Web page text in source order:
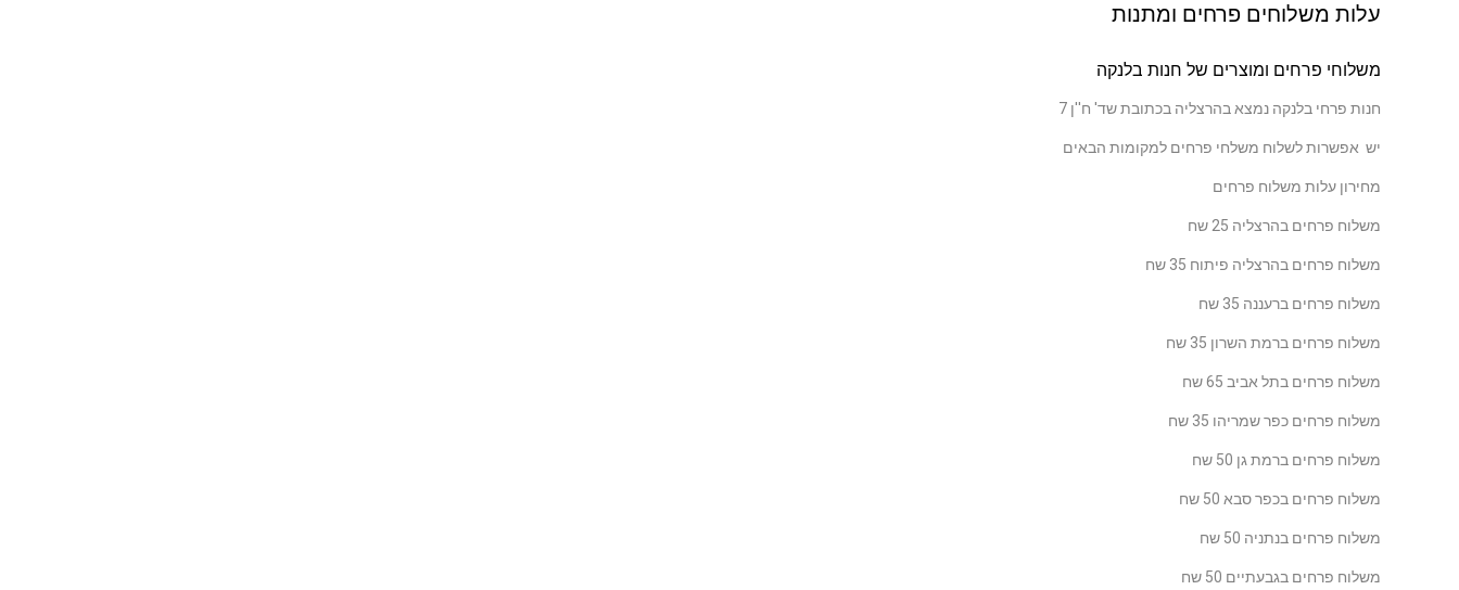
עלות משלוחים פרחים ומתנות
משלוחי פרחים ומוצרים של חנות בלנקה
חנות פרחי בלנקה נמצא בהרצליה בכתובת שד' ח''ן 7
יש אפשרות לשלוח משלחי פרחים למקומות הבאים
מחירון עלות משלוח פרחים
משלוח פרחים בהרצליה 25 שח
משלוח פרחים בהרצליה פיתוח 35 שח
משלוח פרחים ברעננה 35 שח
משלוח פרחים ברמת השרון 35 שח
משלוח פרחים בתל אביב 65 שח
משלוח פרחים כפר שמריהו 35 שח
משלוח פרחים ברמת גן 50 שח
משלוח פרחים בכפר סבא 50 שח
משלוח פרחים בנתניה 50 שח
משלוח פרחים בגבעתיים 50 שח